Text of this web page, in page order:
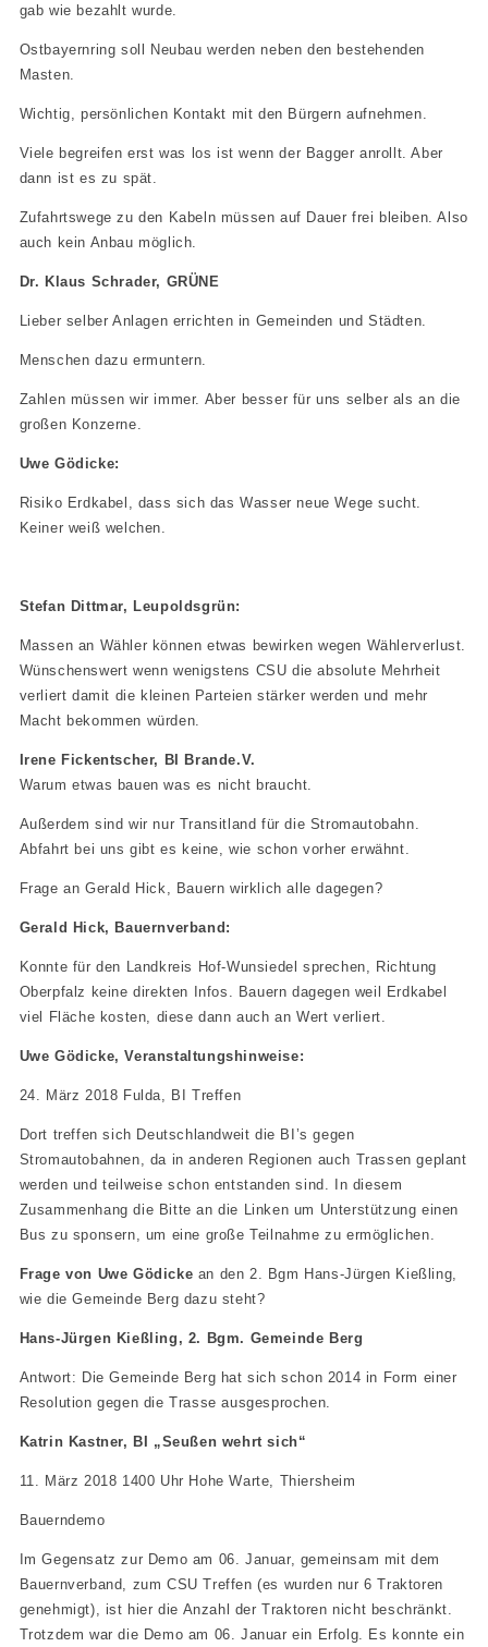
gab wie bezahlt wurde.
Ostbayernring soll Neubau werden neben den bestehenden
Masten.
Wichtig, persönlichen Kontakt mit den Bürgern aufnehmen.
Viele begreifen erst was los ist wenn der Bagger anrollt. Aber
dann ist es zu spät.
Zufahrtswege zu den Kabeln müssen auf Dauer frei bleiben. Also
auch kein Anbau möglich.
Dr. Klaus Schrader, GRÜNE
Lieber selber Anlagen errichten in Gemeinden und Städten.
Menschen dazu ermuntern.
Zahlen müssen wir immer. Aber besser für uns selber als an die
großen Konzerne.
Uwe Gödicke:
Risiko Erdkabel, dass sich das Wasser neue Wege sucht.
Keiner weiß welchen.
Stefan Dittmar, Leupoldsgrün:
Massen an Wähler können etwas bewirken wegen Wählerverlust.
Wünschenswert wenn wenigstens CSU die absolute Mehrheit
verliert damit die kleinen Parteien stärker werden und mehr
Macht bekommen würden.
Irene Fickentscher, BI Brande.V.
Warum etwas bauen was es nicht braucht.
Außerdem sind wir nur Transitland für die Stromautobahn.
Abfahrt bei uns gibt es keine, wie schon vorher erwähnt.
Frage an Gerald Hick, Bauern wirklich alle dagegen?
Gerald Hick, Bauernverband:
Konnte für den Landkreis Hof-Wunsiedel sprechen, Richtung
Oberpfalz keine direkten Infos. Bauern dagegen weil Erdkabel
viel Fläche kosten, diese dann auch an Wert verliert.
Uwe Gödicke, Veranstaltungshinweise:
24. März 2018 Fulda, BI Treffen
Dort treffen sich Deutschlandweit die BI’s gegen
Stromautobahnen, da in anderen Regionen auch Trassen geplant
werden und teilweise schon entstanden sind. In diesem
Zusammenhang die Bitte an die Linken um Unterstützung einen
Bus zu sponsern, um eine große Teilnahme zu ermöglichen.
Frage von Uwe Gödicke an den 2. Bgm Hans-Jürgen Kießling,
wie die Gemeinde Berg dazu steht?
Hans-Jürgen Kießling, 2. Bgm. Gemeinde Berg
Antwort: Die Gemeinde Berg hat sich schon 2014 in Form einer
Resolution gegen die Trasse ausgesprochen.
Katrin Kastner, BI „Seußen wehrt sich“
11. März 2018 1400 Uhr Hohe Warte, Thiersheim
Bauerndemo
Im Gegensatz zur Demo am 06. Januar, gemeinsam mit dem
Bauernverband, zum CSU Treffen (es wurden nur 6 Traktoren
genehmigt), ist hier die Anzahl der Traktoren nicht beschränkt.
Trotzdem war die Demo am 06. Januar ein Erfolg. Es konnte ein